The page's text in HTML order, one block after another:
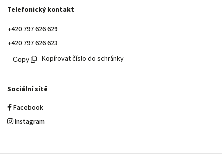
Telefonický kontakt
+420 797 626 629
+420 797 626 623
Kopírovat číslo do schránky
Sociální sítě
Facebook
Instagram